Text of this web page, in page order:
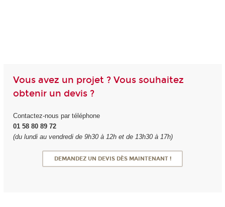
Vous avez un projet ? Vous souhaitez
obtenir un devis ?
Contactez-nous par téléphone
01 58 80 89 72
(du lundi au vendredi de 9h30 à 12h et de 13h30 à 17h)
DEMANDEZ UN DEVIS DÈS MAINTENANT !